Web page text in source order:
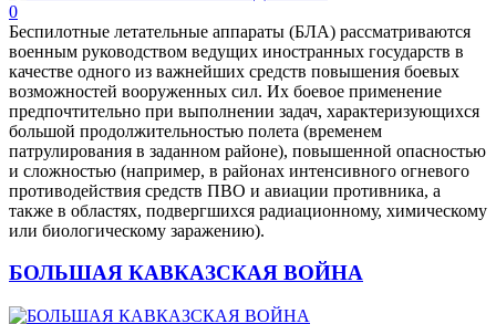
0
Беспилотные летательные аппараты (БЛА) рассматриваются
военным руководством ведущих иностранных государств в
качестве одного из важнейших средств повышения боевых
возможностей вооруженных сил. Их боевое применение
предпочтительно при выполнении задач, характеризующихся
большой продолжительностью полета (временем
патрулирования в заданном районе), повышенной опасностью
и сложностью (например, в районах интенсивного огневого
противодействия средств ПВО и авиации противника, а
также в областях, подвергшихся радиационному, химическому
или биологическому заражению).
БОЛЬШАЯ КАВКАЗСКАЯ ВОЙНА